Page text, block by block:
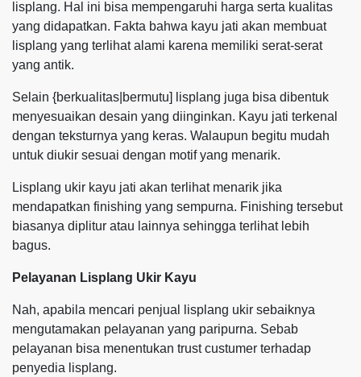
lisplang. Hal ini bisa mempengaruhi harga serta kualitas
yang didapatkan. Fakta bahwa kayu jati akan membuat
lisplang yang terlihat alami karena memiliki serat-serat
yang antik.
Selain {berkualitas|bermutu] lisplang juga bisa dibentuk
menyesuaikan desain yang diinginkan. Kayu jati terkenal
dengan teksturnya yang keras. Walaupun begitu mudah
untuk diukir sesuai dengan motif yang menarik.
Lisplang ukir kayu jati akan terlihat menarik jika
mendapatkan finishing yang sempurna. Finishing tersebut
biasanya diplitur atau lainnya sehingga terlihat lebih
bagus.
Pelayanan Lisplang Ukir Kayu
Nah, apabila mencari penjual lisplang ukir sebaiknya
mengutamakan pelayanan yang paripurna. Sebab
pelayanan bisa menentukan trust custumer terhadap
penyedia lisplang.